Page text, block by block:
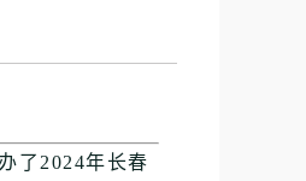
了2024年长春